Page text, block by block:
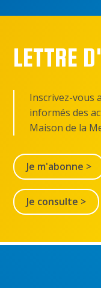
LETTRE
Inscrivez-vous
informés des
Maison de la
Je m'abonne >
Je consulte >